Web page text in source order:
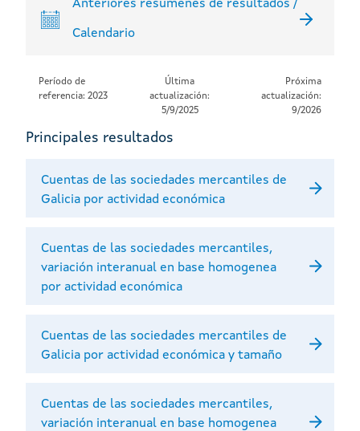
Anteriores resúmenes de resultados /
Calendario
Período de
referencia: 2023
Última
actualización:
5/9/2025
Próxima
actualización:
9/2026
Principales resultados
Cuentas de las sociedades mercantiles de
Galicia por actividad económica
Cuentas de las sociedades mercantiles,
variación interanual en base homogenea
por actividad económica
Cuentas de las sociedades mercantiles de
Galicia por actividad económica y tamaño
Cuentas de las sociedades mercantiles,
variación interanual en base homogenea